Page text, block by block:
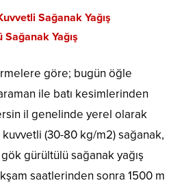
Sağanak Yağış
Yağış
göre; bugün öğle
ile batı kesimlerinden
il genelinde yerel olarak
(30-80 kg/m2) sağanak,
gürültülü sağanak yağış
saatlerinden sonra 1500 m